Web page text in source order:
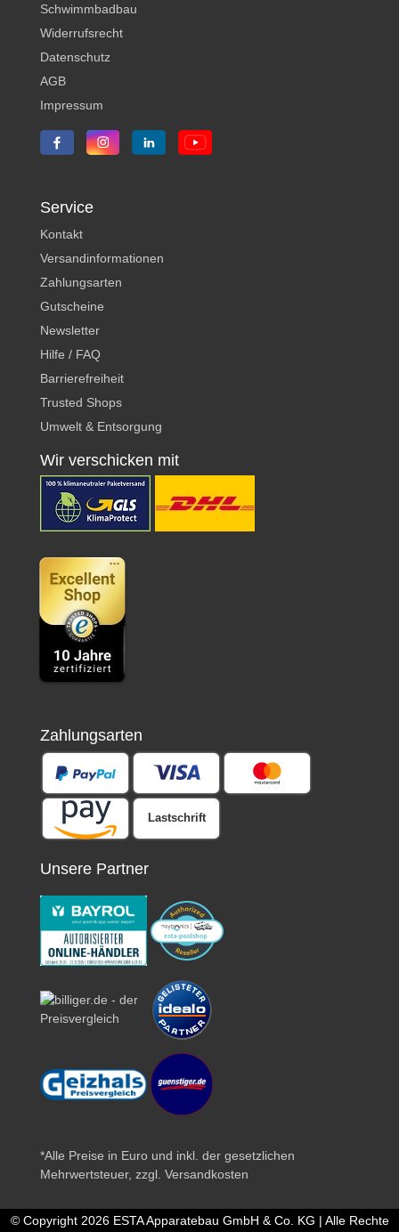
Schwimmbadbau
Widerrufsrecht
Datenschutz
AGB
Impressum
Service
Kontakt
Versandinformationen
Zahlungsarten
Gutscheine
Newsletter
Hilfe / FAQ
Barrierefreiheit
Trusted Shops
Umwelt & Entsorgung
Wir verschicken mit
Zahlungsarten
Lastschrift
Unsere Partner
*Alle Preise in Euro und inkl. der gesetzlichen
Mehrwertsteuer, zzgl. Versandkosten
© Copyright 2026 ESTA Apparatebau GmbH & Co. KG | Alle Rechte